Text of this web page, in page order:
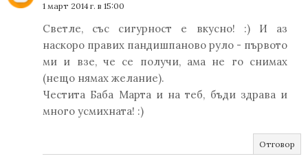
1 март 2014 г. в 15:00
Светле, със сигурност е вкусно! :) И аз
наскоро правих пандишпаново руло - първото
ми и взе, че се получи, ама не го снимах
(нещо нямах желание).
Честита Баба Марта и на теб, бъди здрава и
много усмихната! :)
Отговор